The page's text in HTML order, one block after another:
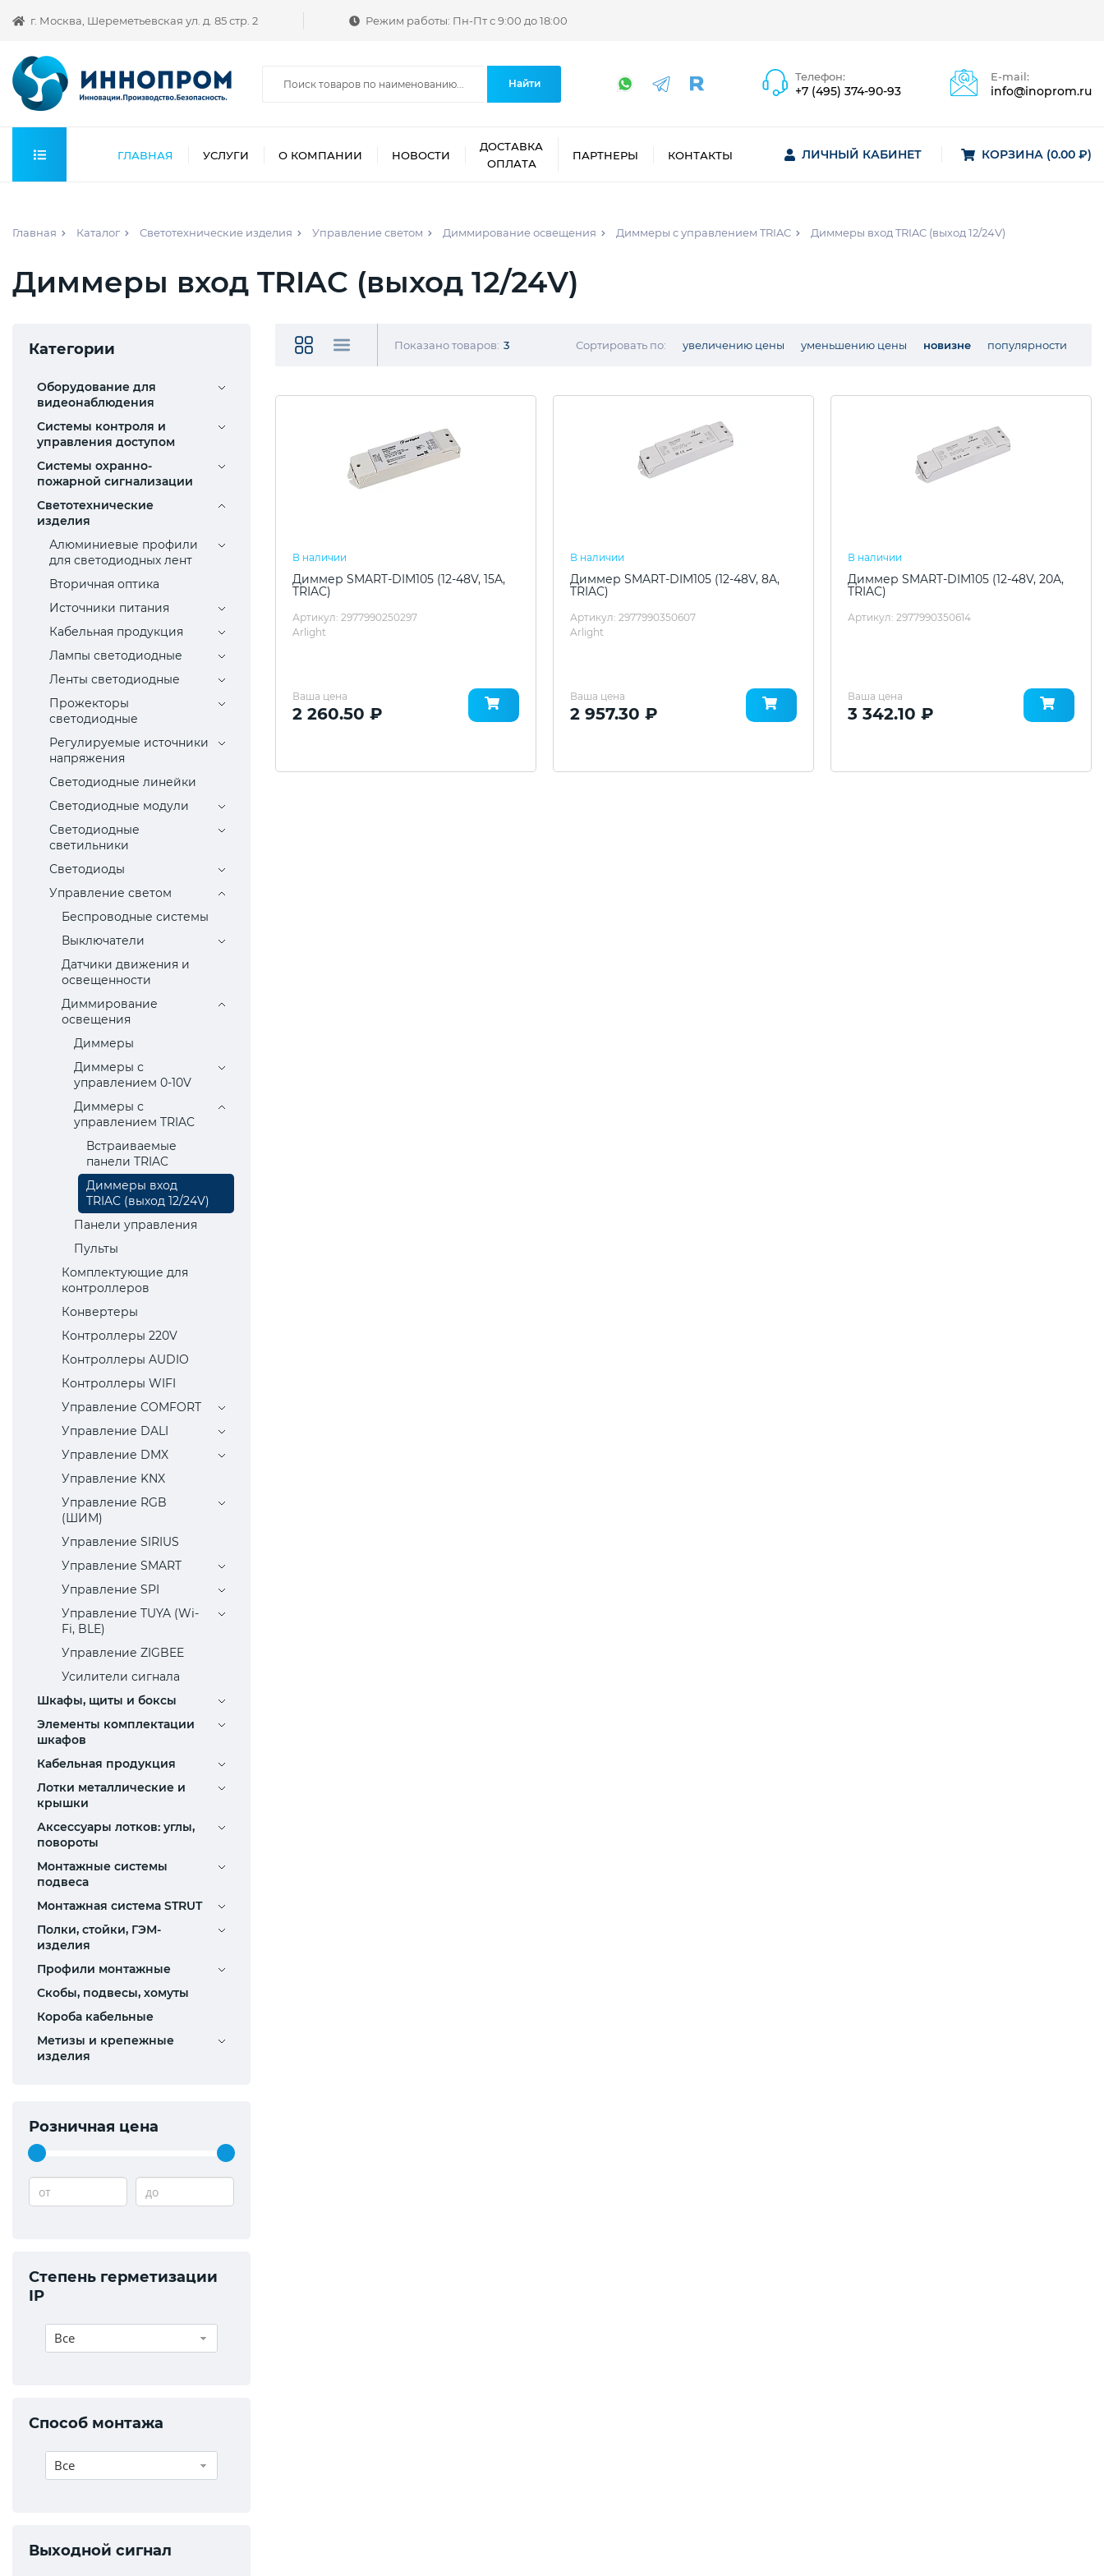
г. Москва, Шереметьевская ул. д. 85 стр. 2 Режим работы: Пн-Пт с 9:00 до 18:00
Найти
Телефон:
+7 (495) 374-90-93
E-mail:
info@inoprom.ru
ГЛАВНАЯ УСЛУГИ О КОМПАНИИ НОВОСТИ
ДОСТАВКА
ОПЛАТА
ПАРТНЕРЫ КОНТАКТЫ ЛИЧНЫЙ КАБИНЕТ КОРЗИНА (0.00 ₽)
Главная Каталог Светотехнические изделия Управление светом Диммирование освещения Диммеры с управлением TRIAC Диммеры вход TRIAC (выход 12/24V)
Диммеры вход TRIAC (выход 12/24V)
Категории
Оборудование для
видеонаблюдения
Системы контроля и
управления доступом
Системы охранно-
пожарной сигнализации
Светотехнические
изделия
Алюминиевые профили
для светодиодных лент
Вторичная оптика
Источники питания
Кабельная продукция
Лампы светодиодные
Ленты светодиодные
Прожекторы
светодиодные
Регулируемые источники
напряжения
Светодиодные линейки
Светодиодные модули
Светодиодные
светильники
Светодиоды
Управление светом
Беспроводные системы
Выключатели
Датчики движения и
освещенности
Диммирование
освещения
Диммеры
Диммеры с
управлением 0-10V
Диммеры с
управлением TRIAC
Встраиваемые
панели TRIAC
Диммеры вход
TRIAC (выход 12/24V)
Пaнели управления
Пульты
Комплектующие для
контроллеров
Конвертеры
Контроллеры 220V
Контроллеры AUDIO
Контроллеры WIFI
Управление COMFORT
Управление DALI
Управление DMX
Управление KNX
Управление RGB
(ШИМ)
Управление SIRIUS
Управление SMART
Управление SPI
Управление TUYA (Wi-
Fi, BLE)
Управление ZIGBEE
Усилители сигнала
Шкафы, щиты и боксы
Элементы комплектации
шкафов
Кабельная продукция
Лотки металлические и
крышки
Аксессуары лотков: углы,
повороты
Монтажные системы
подвеса
Монтажная система STRUT
Полки, стойки, ГЭМ-
изделия
Профили монтажные
Скобы, подвесы, хомуты
Короба кабельные
Метизы и крепежные
изделия
Розничная цена
от до
Степень герметизации
IP
Все
Способ монтажа
Все
Выходной сигнал
Показано товаров: 3 Сортировать по: увеличению цены уменьшению цены новизне популярности
В наличии
Диммер SMART-DIM105 (12-48V, 15A,
TRIAC)
Артикул: 2977990250297
Arlight
Ваша цена
2 260.50 ₽
В наличии
Диммер SMART-DIM105 (12-48V, 8A,
TRIAC)
Артикул: 2977990350607
Arlight
Ваша цена
2 957.30 ₽
В наличии
Диммер SMART-DIM105 (12-48V, 20A,
TRIAC)
Артикул: 2977990350614
Ваша цена
3 342.10 ₽